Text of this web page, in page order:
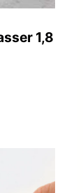
1,8